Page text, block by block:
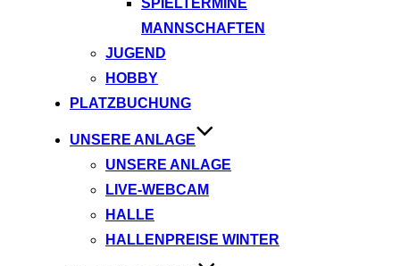
MANNSCHAFTEN
JUGEND
HOBBY
PLATZBUCHUNG
UNSERE ANLAGE
UNSERE ANLAGE
LIVE-WEBCAM
HALLE
HALLENPREISE WINTER